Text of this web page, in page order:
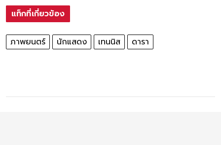
แท็กที่เกี่ยวข้อง
ภาพยนตร์ นักแสดง เทนนิส ดารา